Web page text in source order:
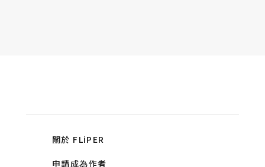
關於 FLiPER
申請成為作者